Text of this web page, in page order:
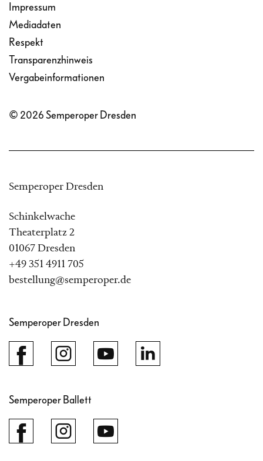
Impressum
Mediadaten
Respekt
Transparenzhinweis
Vergabeinformationen
© 2026 Semperoper Dresden
Semperoper Dresden
Schinkelwache
Theaterplatz 2
01067 Dresden
+49 351 4911 705
bestellung@semperoper.de
Semperoper Dresden
Semperoper Ballett